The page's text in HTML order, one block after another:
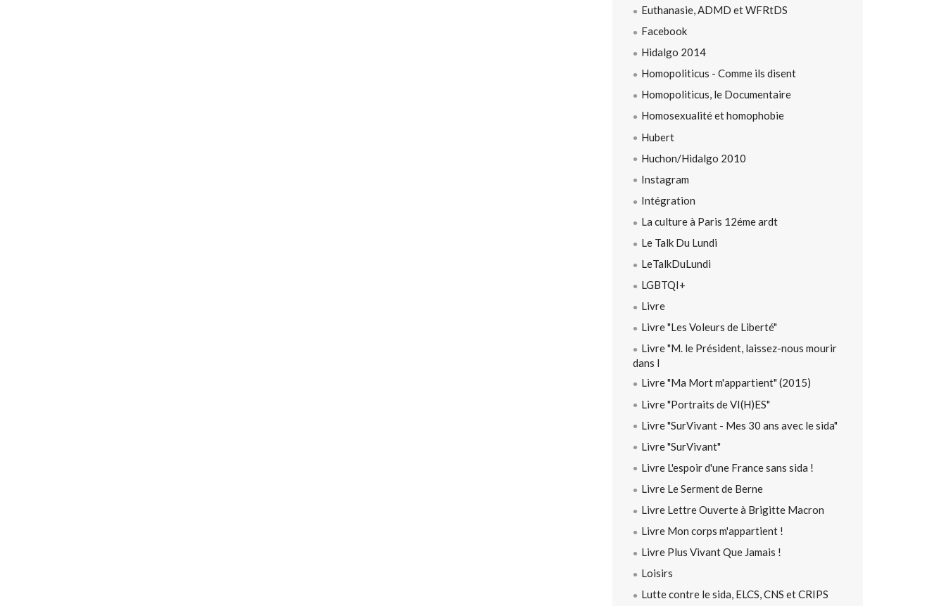
Euthanasie, ADMD et WFRtDS
Facebook
Hidalgo 2014
Homopoliticus - Comme ils disent
Homopoliticus, le Documentaire
Homosexualité et homophobie
Hubert
Huchon/Hidalgo 2010
Instagram
Intégration
La culture à Paris 12éme ardt
Le Talk Du Lundi
LeTalkDuLundi
LGBTQI+
Livre
Livre "Les Voleurs de Liberté"
Livre "M. le Président, laissez-nous mourir
dans l
Livre "Ma Mort m'appartient" (2015)
Livre "Portraits de VI(H)ES"
Livre "SurVivant - Mes 30 ans avec le sida"
Livre "SurVivant"
Livre L'espoir d'une France sans sida !
Livre Le Serment de Berne
Livre Lettre Ouverte à Brigitte Macron
Livre Mon corps m'appartient !
Livre Plus Vivant Que Jamais !
Loisirs
Lutte contre le sida, ELCS, CNS et CRIPS